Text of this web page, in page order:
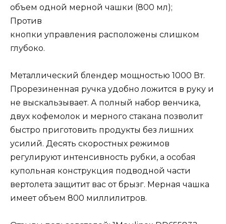
объем одной мерной чашки (800 мл);
Против
кнопки управления расположены слишком
глубоко.
Металлический блендер мощностью 1000 Вт.
Прорезиненная ручка удобно ложится в руку и
не выскальзывает. А полный набор венчика,
двух кофемолок и мерного стакана позволит
быстро приготовить продукты без лишних
усилий. Десять скоростных режимов
регулируют интенсивность рубки, а особая
купольная конструкция подводной части
вертолета защитит вас от брызг. Мерная чашка
имеет объем 800 миллилитров.